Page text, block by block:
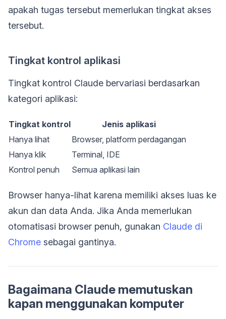
apakah tugas tersebut memerlukan tingkat akses
tersebut.
Tingkat kontrol aplikasi
Tingkat kontrol Claude bervariasi berdasarkan
kategori aplikasi:
Tingkat kontrol
Jenis aplikasi
Hanya lihat
Browser, platform perdagangan
Hanya klik
Terminal, IDE
Kontrol penuh
Semua aplikasi lain
Browser hanya-lihat karena memiliki akses luas ke
akun dan data Anda. Jika Anda memerlukan
otomatisasi browser penuh, gunakan Claude di
Chrome sebagai gantinya.
Bagaimana Claude memutuskan
kapan menggunakan komputer